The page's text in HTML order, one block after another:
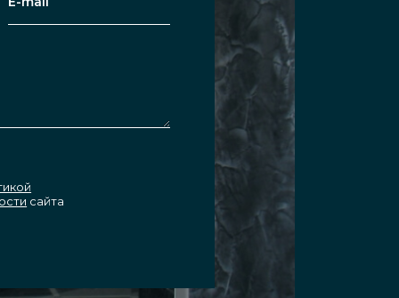
сайта